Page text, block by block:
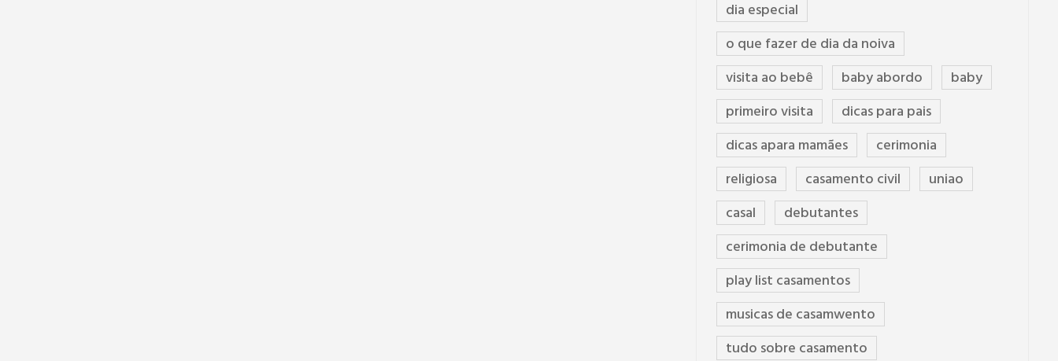
dia especial
o que fazer de dia da noiva
visita ao bebê
baby abordo
baby
primeiro visita
dicas para pais
dicas apara mamães
cerimonia
religiosa
casamento civil
uniao
casal
debutantes
cerimonia de debutante
play list casamentos
musicas de casamwento
tudo sobre casamento